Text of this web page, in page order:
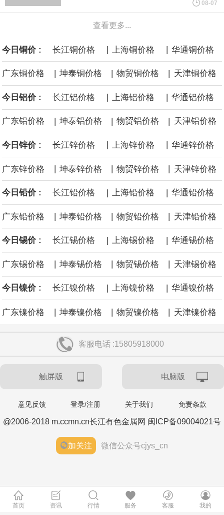
成技术、高紧凑度机器人身体集成技术、机器人激光雷达全自研核
心技术等多项已商业化应用的核心技术并已应用于公司的高性能通
用人形机器人、四足机器人等产品。
美国总统特朗普6日否认他对国防部长赫格塞思不满，称对赫格塞思
所做的工作“非常满意”。特朗普在社交媒体上发帖称，一些媒体有关
他与赫格塞思就弹药短缺问题发生冲突的报道是“完全没有根据的谣
言”，他对赫格塞思所做的工作“非常满意”。
稳定的三大有利因素带动下，预期第3季度营运将优于第2季度，并
进一步扩大全年营运成果。
08-07
查看更多...
今日铜价 : 长江铜价格 | 上海铜价格 | 华通铜价格
广东铜价格 | 坤泰铜价格 | 物贸铜价格 | 天津铜价格
今日铝价 : 长江铝价格 上海铝价格 华通铝价格
广东铝价格 | 坤泰铝价格 | 物贸铝价格 | 天津铝价格
今日锌价 : 长江锌价格 上海锌价格 华通锌价格
广东锌价格 | 坤泰锌价格 | 物贸锌价格 | 天津锌价格
今日铅价 : 长江铅价格 | 上海铅价格 | 华通铅价格
广东铅价格 坤泰铅价格 物贸铅价格 天津铅价格
今日锡价 : 长江锡价格 | 上海锡价格 | 华通锡价格
广东锡价格 坤泰锡价格 物贸锡价格 天津锡价格
今日镍价 : 长江镍价格 | 上海镍价格 | 华通镍价格
广东镍价格 | 坤泰镍价格 | 物贸镍价格 | 天津镍价格
客服电话 :15805918000
触屏版 电脑版
意见反馈 登录/注册 关于我们 免责条款
@2006-2018 m.ccmn.cn长江有色金属网 闽ICP备09004021号
加关注 微信公众号cjys_cn
首页 资讯 行情 服务 客服 我的